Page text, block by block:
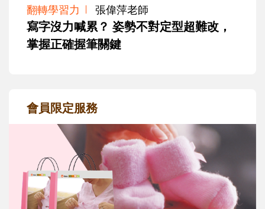
翻轉學習力 張偉萍老師
寫字沒力喊累？ 姿勢不對定型超難改，
掌握正確握筆關鍵
會員限定服務